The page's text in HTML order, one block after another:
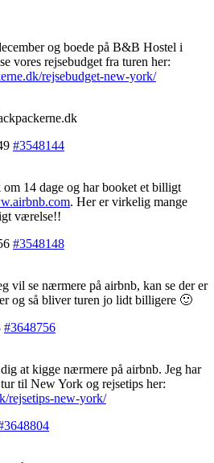
og boede på B&B Hostel i
vores rejsebudget fra turen her:
rejsebudget-new-york/
#3548144
14 dage og har booket et billigt
. Her er virkelig mange
værelse!!
#3548148
vil se nærmere på airbnb, kan se der er
og så bliver turen jo lidt billigere 🙂
#3648756
at kigge nærmere på airbnb. Jeg har
til New York og rejsetips her:
rejsetips-new-york/